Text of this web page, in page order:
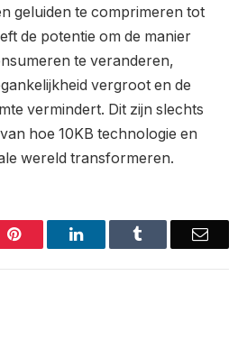
geluiden te comprimeren tot
de potentie om de manier
te veranderen,
vergroot en de
vermindert. Dit zijn slechts
hoe 10KB technologie en
wereld transformeren.
Pinterest LinkedIn Email